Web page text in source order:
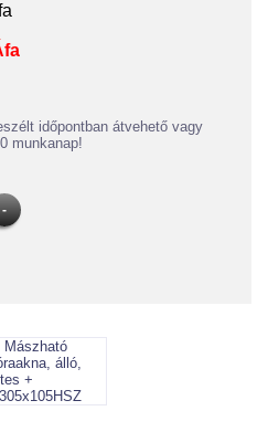
időpontban átvehető vagy
munkanap!